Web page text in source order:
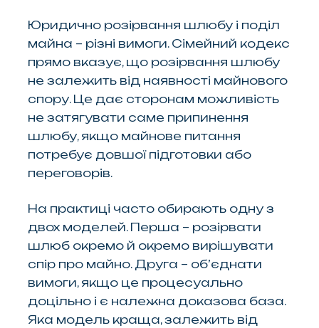
Юридично розірвання шлюбу і поділ
майна – різні вимоги. Сімейний кодекс
прямо вказує, що розірвання шлюбу
не залежить від наявності майнового
спору. Це дає сторонам можливість
не затягувати саме припинення
шлюбу, якщо майнове питання
потребує довшої підготовки або
переговорів.
На практиці часто обирають одну з
двох моделей. Перша – розірвати
шлюб окремо й окремо вирішувати
спір про майно. Друга – об’єднати
вимоги, якщо це процесуально
доцільно і є належна доказова база.
Яка модель краща, залежить від